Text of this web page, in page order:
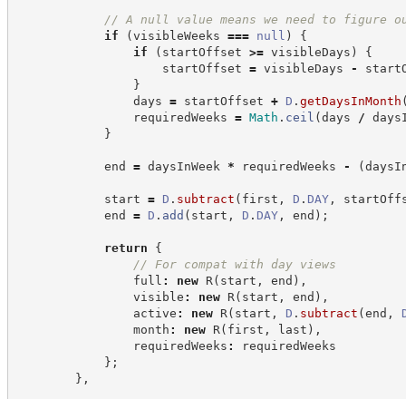
// A null value means we need to figure
if
(visibleWeeks === null )
{
if
( startOffset >= visibleDays )
{
startOffset = visibleDays -
}
days = startOffset + D . getDaysInMonth
requiredWeeks = Math . ceil (days /
}
end = daysInWeek * requiredWeeks - (
start = D . subtract ( first , D . DAY,
end = D . add ( start , D . DAY, end ) ;
return
{
// For compat with day views
full : new R ( start , end ) ,
visible : new R ( start , end ) ,
active : new R ( start , D . subtract (end ,
month : new R ( first , last ) ,
requiredWeeks :
requiredWeeks
} ;
} ,